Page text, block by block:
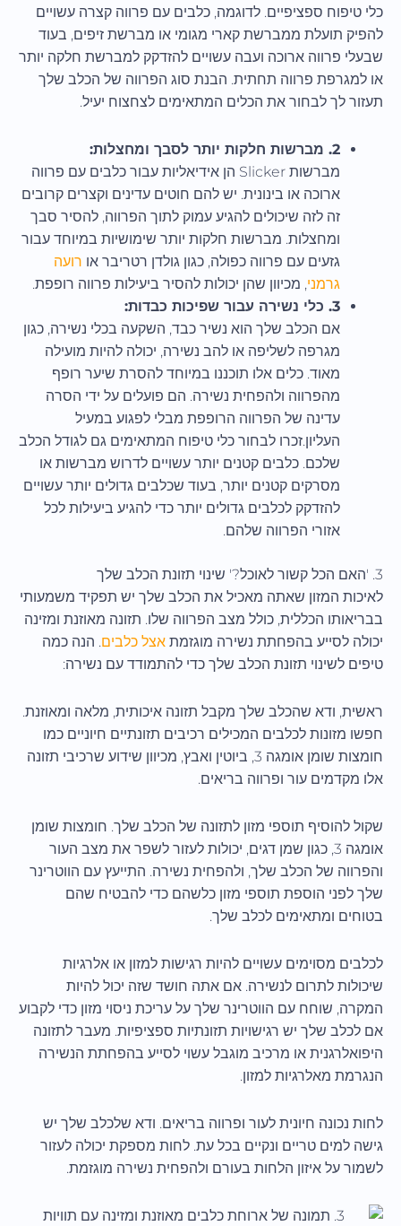
כלי טיפוח ספציפיים. לדוגמה, כלבים עם פרווה קצרה עשויים
להפיק תועלת ממברשת קארי מגומי או מברשת זיפים, בעוד
שבעלי פרווה ארוכה ועבה עשויים להזדקק למברשת חלקה יותר
או למגרפת פרווה תחתית. הבנת סוג הפרווה של הכלב שלך
תעזור לך לבחור את הכלים המתאימים לצחצוח יעיל.
2. מברשות חלקות יותר לסבך ומחצלות:
מברשות Slicker הן אידיאליות עבור כלבים עם פרווה
ארוכה או בינונית. יש להם חוטים עדינים וקצרים קרובים
זה לזה שיכולים להגיע עמוק לתוך הפרווה, להסיר סבך
ומחצלות. מברשות חלקות יותר שימושיות במיוחד עבור
גזעים עם פרווה כפולה, כגון גולדן רטריבר או רועה
גרמני, מכיוון שהן יכולות להסיר ביעילות פרווה רופפת.
3. כלי נשירה עבור שפיכות כבדות:
אם הכלב שלך הוא נשיר כבד, השקעה בכלי נשירה, כגון
מגרפה לשליפה או להב נשירה, יכולה להיות מועילה
מאוד. כלים אלו תוכננו במיוחד להסרת שיער רופף
מהפרווה ולהפחית נשירה. הם פועלים על ידי הסרה
עדינה של הפרווה הרופפת מבלי לפגוע במעיל
העליון.זכרו לבחור כלי טיפוח המתאימים גם לגודל הכלב
שלכם. כלבים קטנים יותר עשויים לדרוש מברשות או
מסרקים קטנים יותר, בעוד שכלבים גדולים יותר עשויים
להזדקק לכלבים גדולים יותר כדי להגיע ביעילות לכל
אזורי הפרווה שלהם.
3. 'האם הכל קשור לאוכל?' שינוי תזונת הכלב שלך
לאיכות המזון שאתה מאכיל את הכלב שלך יש תפקיד משמעותי
בבריאותו הכללית, כולל מצב הפרווה שלו. תזונה מאוזנת ומזינה
יכולה לסייע בהפחתת נשירה מוגזמת אצל כלבים. הנה כמה
טיפים לשינוי תזונת הכלב שלך כדי להתמודד עם נשירה:
ראשית, ודא שהכלב שלך מקבל תזונה איכותית, מלאה ומאוזנת.
חפשו מזונות לכלבים המכילים רכיבים תזונתיים חיוניים כמו
חומצות שומן אומגה 3, ביוטין ואבץ, מכיוון שידוע שרכיבי תזונה
אלו מקדמים עור ופרווה בריאים.
שקול להוסיף תוספי מזון לתזונה של הכלב שלך. חומצות שומן
אומגה 3, כגון שמן דגים, יכולות לעזור לשפר את מצב העור
והפרווה של הכלב שלך, ולהפחית נשירה. התייעץ עם הווטרינר
שלך לפני הוספת תוספי מזון כלשהם כדי להבטיח שהם
בטוחים ומתאימים לכלב שלך.
לכלבים מסוימים עשויים להיות רגישות למזון או אלרגיות
שיכולות לתרום לנשירה. אם אתה חושד שזה יכול להיות
המקרה, שוחח עם הווטרינר שלך על עריכת ניסוי מזון כדי לקבוע
אם לכלב שלך יש רגישויות תזונתיות ספציפיות. מעבר לתזונה
היפואלרגנית או מרכיב מוגבל עשוי לסייע בהפחתת הנשירה
הנגרמת מאלרגיות למזון.
לחות נכונה חיונית לעור ופרווה בריאים. ודא שלכלב שלך יש
גישה למים טריים ונקיים בכל עת. לחות מספקת יכולה לעזור
לשמור על איזון הלחות בעורם ולהפחית נשירה מוגזמת.